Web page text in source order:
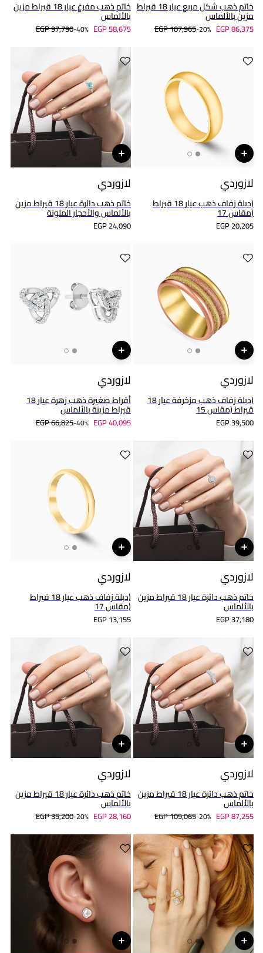
خاتم ذهب شكل مربع عيار 18 قيراط
مزين بالألماس
EGP 107,965 20%- EGP 86,375
خاتم ذهب مفرغ عيار 18 قيراط مزين
بالألماس
EGP 97,790 40%- EGP 58,675
لازوردي
(دبلة زفاف ذهب عيار 18 قيراط
(مقاس 17
EGP 20,205
لازوردي
خاتم ذهب دائرة عيار 18 قيراط مزين
بالألماس والأحجار الملونة
EGP 24,090
لازوردي
(دبلة زفاف ذهب مزخرفة عيار 18
قيراط (مقاس 15
EGP 39,500
لازوردي
أقراط صغيرة ذهب زهرة عيار 18
قيراط مزينة بالألماس
EGP 66,825 40%- EGP 40,095
لازوردي
خاتم ذهب دائرة عيار 18 قيراط مزين
بالألماس
EGP 37,180
لازوردي
(دبلة زفاف ذهب عيار 18 قيراط
(مقاس 17
EGP 13,155
لازوردي
خاتم ذهب دائرة عيار 18 قيراط مزين
بالألماس
EGP 109,065 20%- EGP 87,255
لازوردي
خاتم ذهب دائرة عيار 18 قيراط مزين
بالألماس
EGP 35,200 20%- EGP 28,160